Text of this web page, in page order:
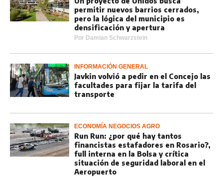
permitir nuevos barrios cerrados,
pero la lógica del municipio es
densificación y apertura
Por Damian Schwarzstein
INFORMACIÓN GENERAL
Javkin volvió a pedir en el Concejo las
facultades para fijar la tarifa del
transporte
ECONOMÍA NEGOCIOS AGRO
Run Run: ¿por qué hay tantos
financistas estafadores en Rosario?,
full interna en la Bolsa y crítica
situación de seguridad laboral en el
Aeropuerto